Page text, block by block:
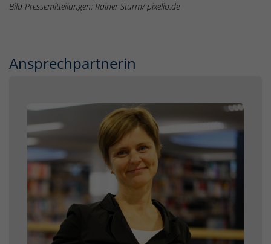
Bild Pressemitteilungen: Rainer Sturm/ pixelio.de
Ansprechpartnerin